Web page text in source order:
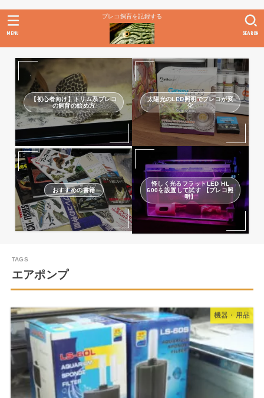
プレコ飼育を記録する
SEARCH
MENU
【初心者向け】トリム系プレコ
の飼育の始め方
太陽光のLED照明でプレコが変
化
おすすめの書籍
怪しく光るフラットLED HL
600を設置して試す 【プレコ照
明】
エアポンプ
機器・用品